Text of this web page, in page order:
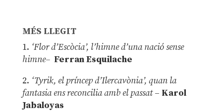
MÉS LLEGIT
1. ‘Flor d’Escòcia’, l’himne d’una nació sense
himne– Ferran Esquilache
2. ‘Tyrik, el príncep d’Ilercavònia’, quan la
fantasia ens reconcilia amb el passat– Karol
Jabaloyas